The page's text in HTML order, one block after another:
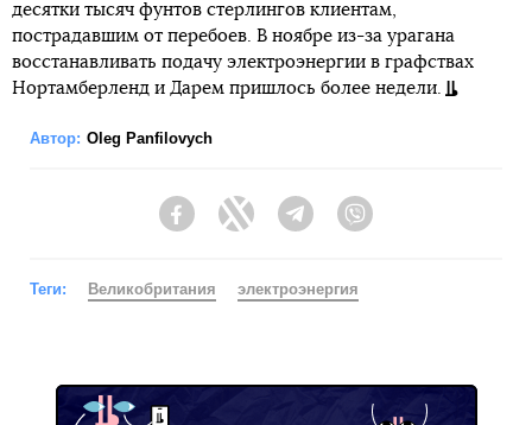
десятки тысяч фунтов стерлингов клиентам,
пострадавшим от перебоев. В ноябре из-за урагана
восстанавливать подачу электроэнергии в графствах
Нортамберленд и Дарем пришлось более недели.
Автор: Oleg Panfilovych
FacebookTwitter Telegram
Теги: Великобритания электроэнергия